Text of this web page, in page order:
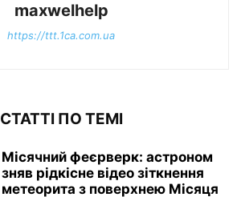
maxwelhelp
https://ttt.1ca.com.ua
СТАТТІ ПО ТЕМІ
Місячний феєрверк: астроном
зняв рідкісне відео зіткнення
метеорита з поверхнею Місяця